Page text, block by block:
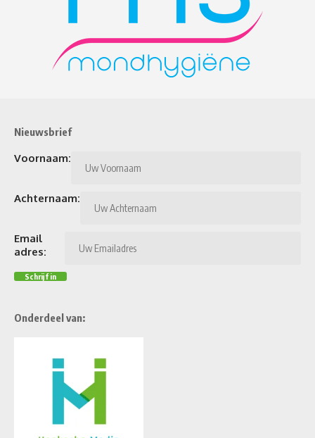
Nieuwsbrief
Voornaam:
Achternaam:
Email
adres:
Onderdeel van: